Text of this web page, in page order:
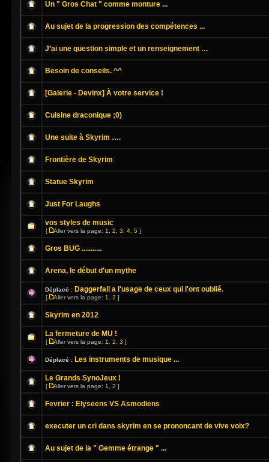
Un " Gros Chat " comme monture ...
Au sujet de la progression des compétences ...
J’ai une question simple et un renseignement …
Besoin de conseils. ^^
[Galerie - Devinx] À votre service !
Cuisine draconique ;0)
Une suite à Skyrim ….
Frontière de Skyrim
Statue Skyrim
Just For Laughs
vos styles de music
[ Aller vers la page: 1 2 3 4 5 ]
Gros BUG ...........
Arena, le début d'un mythe
Déplacé : Daggerfall a l'usage de ceux qui l'ont oublié.
[ Aller vers la page: 1 2 ]
Skyrim en 2012
La fermeture de MU !
[ Aller vers la page: 1 2 3 ]
Déplacé : Les instruments de musique ...
Le Grands SynoJeux !
[ Aller vers la page: 1 2 ]
Fevrier : Elyseens VS Asmodiens
executer un cri dans skyrim en se prononcant de vive voix?
Au sujet de la " Gemme étrange " ...